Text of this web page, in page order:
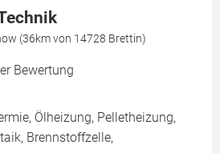
(36km von 14728 Brettin)
Bewertung
Ölheizung, Pelletheizung,
Brennstoffzelle,